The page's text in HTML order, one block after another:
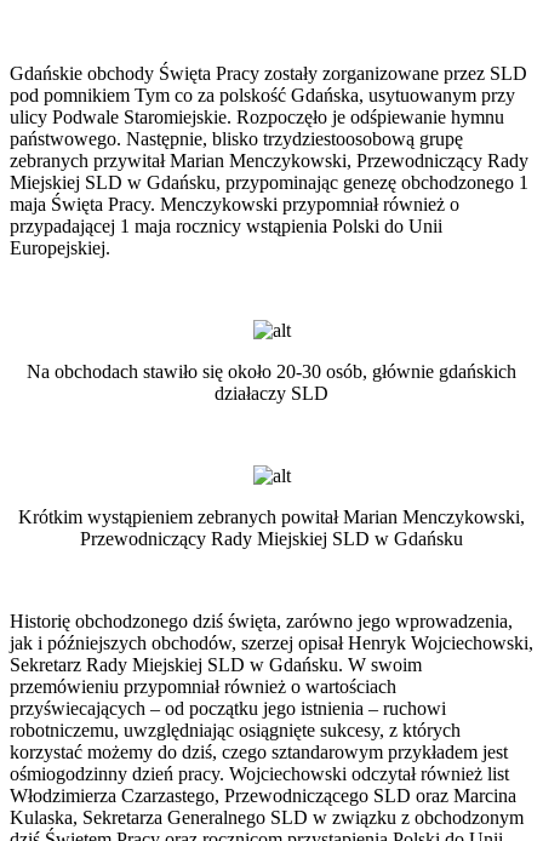
Gdańskie obchody Święta Pracy zostały zorganizowane przez SLD
pod pomnikiem Tym co za polskość Gdańska, usytuowanym przy
ulicy Podwale Staromiejskie. Rozpoczęło je odśpiewanie hymnu
państwowego. Następnie, blisko trzydziestoosobową grupę
zebranych przywitał Marian Menczykowski, Przewodniczący Rady
Miejskiej SLD w Gdańsku, przypominając genezę obchodzonego 1
maja Święta Pracy. Menczykowski przypomniał również o
przypadającej 1 maja rocznicy wstąpienia Polski do Unii
Europejskiej.
Na obchodach stawiło się około 20-30 osób, głównie gdańskich
działaczy SLD
Krótkim wystąpieniem zebranych powitał Marian Menczykowski,
Przewodniczący Rady Miejskiej SLD w Gdańsku
Historię obchodzonego dziś święta, zarówno jego wprowadzenia,
jak i późniejszych obchodów, szerzej opisał Henryk Wojciechowski,
Sekretarz Rady Miejskiej SLD w Gdańsku. W swoim
przemówieniu przypomniał również o wartościach
przyświecających – od początku jego istnienia – ruchowi
robotniczemu, uwzględniając osiągnięte sukcesy, z których
korzystać możemy do dziś, czego sztandarowym przykładem jest
ośmiogodzinny dzień pracy. Wojciechowski odczytał również list
Włodzimierza Czarzastego, Przewodniczącego SLD oraz Marcina
Kulaska, Sekretarza Generalnego SLD w związku z obchodzonym